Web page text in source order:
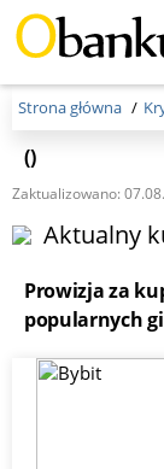
Menu Burger
Strona główna
()
Zaktualizowano:
Aktualny
Prowizja za
popularnych